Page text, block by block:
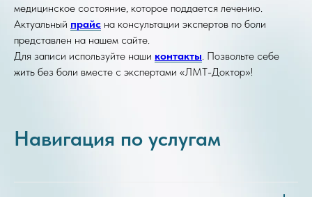
медицинское состояние, которое поддается лечению.
Актуальный прайс на консультации экспертов по боли
представлен на нашем сайте.
Для записи используйте наши контакты. Позвольте себе
жить без боли вместе с экспертами «ЛМТ-Доктор»!
Навигация по услугам